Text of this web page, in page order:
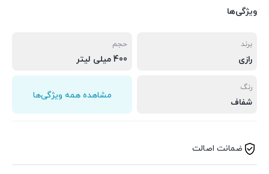
ویژگی‌ها
برند
رازی
حجم
400 میلی لیتر
رنگ
شفاف
مشاهده همه ویژگی‌ها
ضمانت اصالت